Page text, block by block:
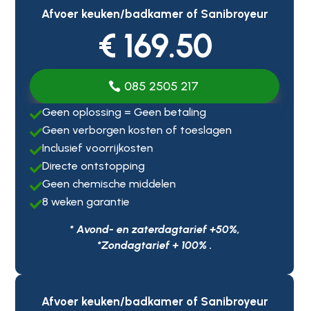
Afvoer keuken/badkamer of Sanibroyeur
€ 169.50
085 2505 217
Geen oplossing = Geen betaling
Geen verborgen kosten of toeslagen
Inclusief voorrijkosten
Directe ontstopping
Geen chemische middelen
8 weken garantie
* Avond- en zaterdagtarief +50%,
*Zondagtarief + 100% .
Afvoer keuken/badkamer of Sanibroyeur